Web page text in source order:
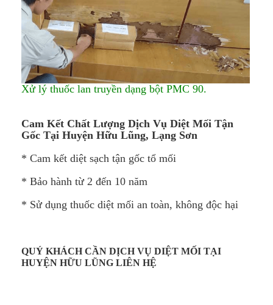
Xử lý thuốc lan truyền dạng bột PMC 90.
Cam Kết Chất Lượng Dịch Vụ Diệt Mối Tận
Gốc Tại Huyện Hữu Lũng​, Lạng Sơn
* Cam kết diệt sạch tận gốc tổ mối
* Bảo hành từ 2 đến 10 năm
* Sử dụng thuốc diệt mối an toàn, không độc hại
QUÝ KHÁCH CẦN DỊCH VỤ DIỆT MỐI TẠI
HUYỆN HỮU LŨNG LIÊN HỆ